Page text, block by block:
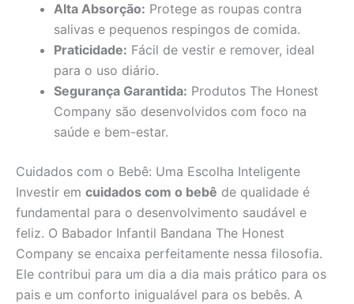
Alta Absorção: Protege as roupas contra
salivas e pequenos respingos de comida.
Praticidade: Fácil de vestir e remover, ideal
para o uso diário.
Segurança Garantida: Produtos The Honest
Company são desenvolvidos com foco na
saúde e bem-estar.
Cuidados com o Bebê: Uma Escolha Inteligente
Investir em cuidados com o bebê de qualidade é
fundamental para o desenvolvimento saudável e
feliz. O Babador Infantil Bandana The Honest
Company se encaixa perfeitamente nessa filosofia.
Ele contribui para um dia a dia mais prático para os
pais e um conforto inigualável para os bebês. A